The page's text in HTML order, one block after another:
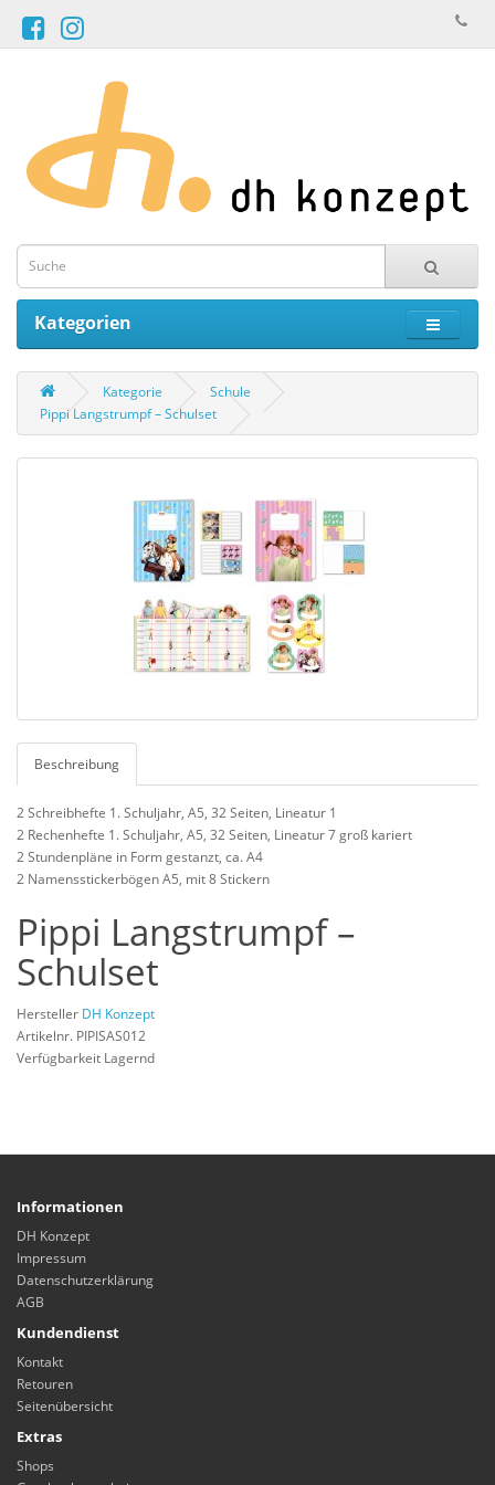
Kategorien
Kategorie
Schule
Pippi Langstrumpf – Schulset
Beschreibung
2 Schreibhefte 1. Schuljahr, A5, 32 Seiten, Lineatur 1
2 Rechenhefte 1. Schuljahr, A5, 32 Seiten, Lineatur 7 groß kariert
2 Stundenpläne in Form gestanzt, ca. A4
2 Namensstickerbögen A5, mit 8 Stickern
Pippi Langstrumpf –
Schulset
Hersteller DH Konzept
Artikelnr. PIPISAS012
Verfügbarkeit Lagernd
Informationen
DH Konzept
Impressum
Datenschutzerklärung
AGB
Kundendienst
Kontakt
Retouren
Seitenübersicht
Extras
Shops